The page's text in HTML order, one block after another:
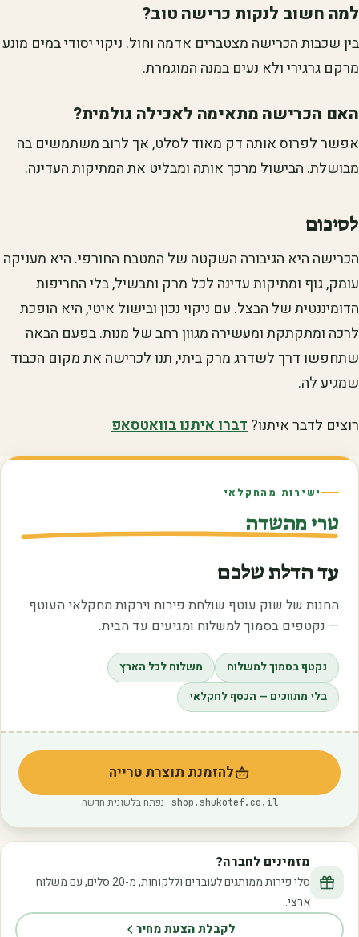
למה חשוב לנקות כרישה טוב?
בין שכבות הכרישה מצטברים אדמה וחול. ניקוי יסודי במים מונע
מרקם גרגירי ולא נעים במנה המוגמרת.
האם הכרישה מתאימה לאכילה גולמית?
אפשר לפרוס אותה דק מאוד לסלט, אך לרוב משתמשים בה
מבושלת. הבישול מרכך אותה ומבליט את המתיקות העדינה.
לסיכום
הכרישה היא הגיבורה השקטה של המטבח החורפי. היא מעניקה
עומק, גוף ומתיקות עדינה לכל מרק ותבשיל, בלי החריפות
הדומיננטית של הבצל. עם ניקוי נכון ובישול איטי, היא הופכת
לרכה ומתקתקת ומעשירה מגוון רחב של מנות. בפעם הבאה
שתחפשו דרך לשדרג מרק ביתי, תנו לכרישה את מקום הכבוד
שמגיע לה.
רוצים לדבר איתנו?דברו איתנו בוואטסאפ
ישירות מהחקלאי
טרי מהשדה
עד הדלת שלכם
החנות של שוק עוטף שולחת פירות וירקות מחקלאי העוטף
— נקטפים בסמוך למשלוח ומגיעים עד הבית.
נקטף בסמוך למשלוח
משלוח לכל הארץ
בלי מתווכים — הכסף לחקלאי
להזמנת תוצרת טרייה
(נפתח בלשונית חדשה)
shop.shukotef.co.il · נפתח בלשונית חדשה
מזמינים לחברה?
סלי פירות ממותגים לעובדים וללקוחות, מ-20 סלים, עם משלוח
ארצי.
לקבלת הצעת מחיר